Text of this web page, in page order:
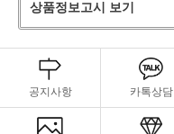
상품정보고시 보기
공지사항 카톡상담